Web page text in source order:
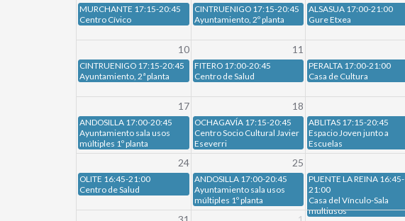
MURCHANTE 17:15-20:45
Centro Cívico
CINTRUENIGO 17:15-20:45
Ayuntamiento, 2º planta
ALSASUA 17:00-21:00
Gure Etxea
10 11
CINTRUENIGO 17:15-20:45
Ayuntamiento, 2ª planta
FITERO 17:00-20:45
Centro de Salud
PERALTA 17:00-21:00
Casa de Cultura
17 18
ANDOSILLA 17:00-20:45
Ayuntamiento sala usos
múltiples 1º planta
OCHAGAVÍA 17:15-20:45
Centro Socio Cultural Javier
Eseverri
ABLITAS 17:15-20:45
Espacio Joven junto a
Escuelas
24 25
OLITE 16:45-21:00
Centro de Salud
ANDOSILLA 17:00-20:45
Ayuntamiento sala usos
múltiples 1º planta
PUENTE LA REINA 16:45-
21:00
Casa del Vínculo-Sala
multiusos